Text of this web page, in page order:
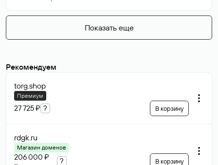
Показать еще
Рекомендуем
torg.shop
Премиум
27 725 ₽ ? В корзину
rdgk.ru
Магазин доменов
206 000 ₽ ? В корзину